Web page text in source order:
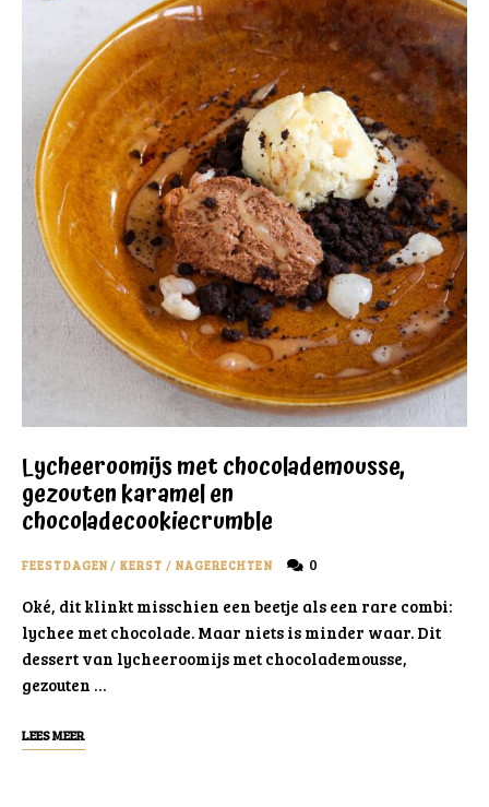
Lycheeroomijs met chocolademousse,
gezouten karamel en
chocoladecookiecrumble
FEESTDAGEN/ KERST / NAGERECHTEN 0
Oké, dit klinkt misschien een beetje als een rare combi:
lychee met chocolade. Maar niets is minder waar. Dit
dessert van lycheeroomijs met chocolademousse,
gezouten …
LEES MEER